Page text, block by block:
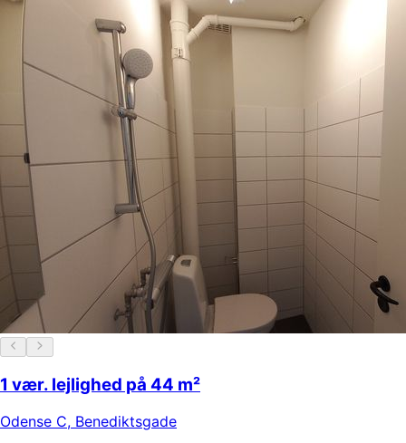
1 vær. lejlighed på 44 m²
Odense C, Benediktsgade